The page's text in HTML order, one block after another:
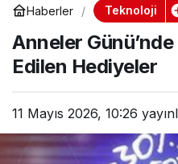
Haberler Teknoloji
Anneler
Edilen Hediyeler
11 Mayıs 2026, 10:26